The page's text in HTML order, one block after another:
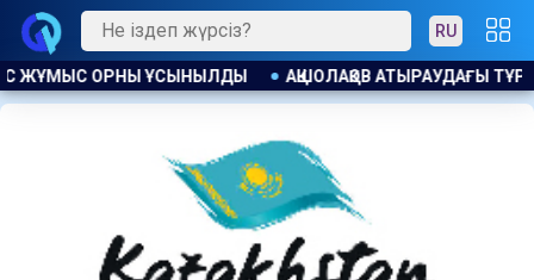
RU
ТҰРҒЫН ҮЙ КЕШЕНДЕРІНДЕГІ КӘРІЗ СУЫ МӘСЕЛЕСІН